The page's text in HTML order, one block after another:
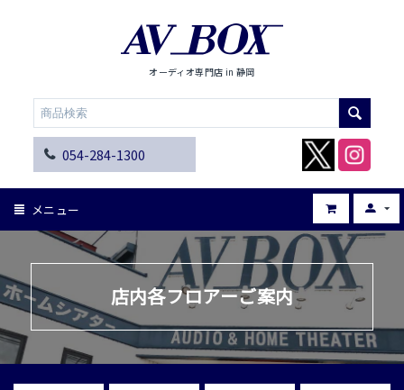
オーディオ専門店 in 静岡
054-284-1300
メニュー
店内各フロアーご案内